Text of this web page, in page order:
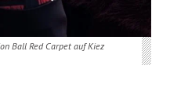
Ball Red Carpet auf Kiez